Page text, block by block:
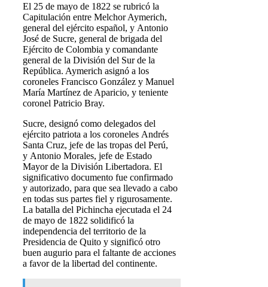
El 25 de mayo de 1822 se rubricó la
Capitulación entre Melchor Aymerich,
general del ejército español, y Antonio
José de Sucre, general de brigada del
Ejército de Colombia y comandante
general de la División del Sur de la
República. Aymerich asignó a los
coroneles Francisco González y Manuel
María Martínez de Aparicio, y teniente
coronel Patricio Bray.
Sucre, designó como delegados del
ejército patriota a los coroneles Andrés
Santa Cruz, jefe de las tropas del Perú,
y Antonio Morales, jefe de Estado
Mayor de la División Libertadora. El
significativo documento fue confirmado
y autorizado, para que sea llevado a cabo
en todas sus partes fiel y rigurosamente.
La batalla del Pichincha ejecutada el 24
de mayo de 1822 solidificó la
independencia del territorio de la
Presidencia de Quito y significó otro
buen augurio para el faltante de acciones
a favor de la libertad del continente.